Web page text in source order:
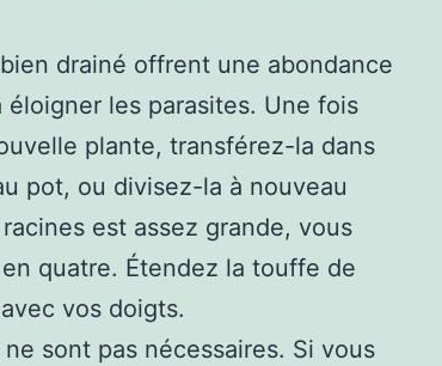
drainé offrent une abondance
les parasites. Une fois
plante, transférez-la dans
pot, ou divisez-la à nouveau
est assez grande, vous
quatre. Étendez la touffe de
vos doigts.
sont pas nécessaires. Si vous